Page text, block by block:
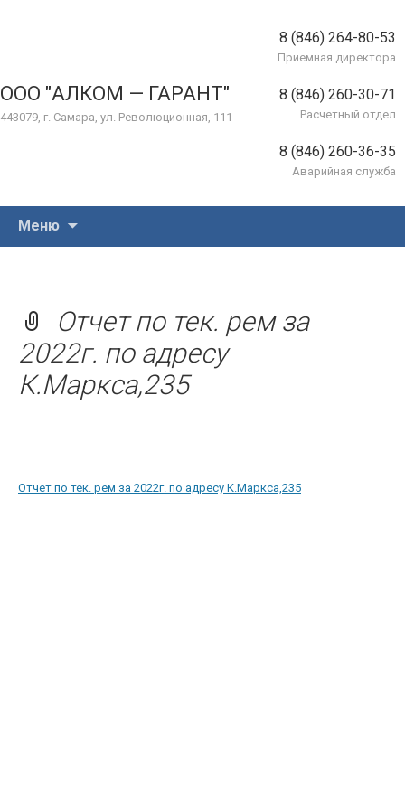
ООО "АЛКОМ — ГАРАНТ"
443079, г. Самара, ул. Революционная, 111
8 (846) 264-80-53
Приемная директора
8 (846) 260-30-71
Расчетный отдел
8 (846) 260-36-35
Аварийная служба
Меню
Отчет по тек. рем за
2022г. по адресу
К.Маркса,235
Отчет по тек. рем за 2022г. по адресу К.Маркса,235